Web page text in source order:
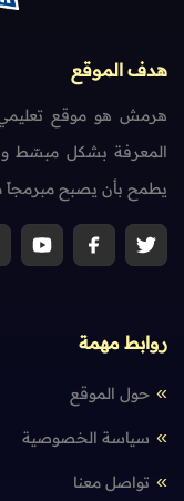
هدف الموقع
هرمش هو موقع تعليمي
المعرفة بشكل مبسّط
يطمح بأن يصبح مبرمجاً
روابط مهمة
حول الموقع
سياسة الخصوصية
تواصل معنا